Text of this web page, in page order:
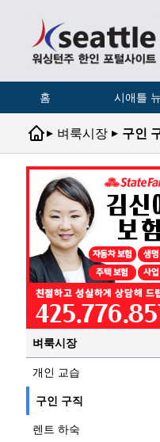
홈 시애틀
▸ 벼룩시장 ▸ 구인
벼룩시장
개인 교습
구인 구직
렌트 하숙